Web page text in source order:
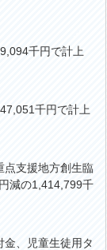
千円で計上
千円で計上
支援地方創生臨
減の1,414,799千
、児童生徒用タ